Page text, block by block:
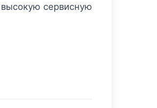
сервисную